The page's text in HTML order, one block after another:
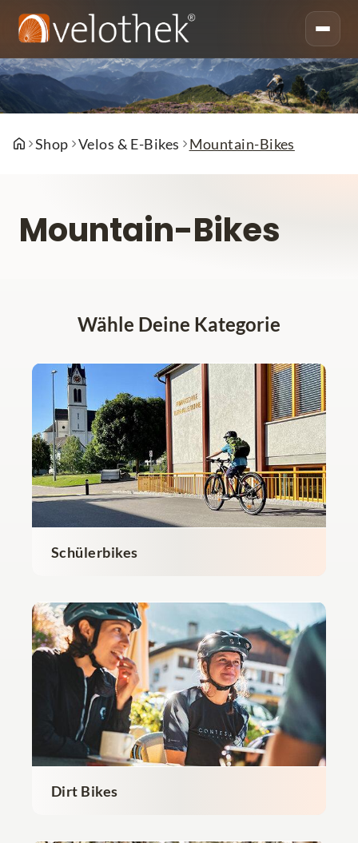
Shop Velos & E-Bikes Mountain-Bikes
Mountain-Bikes
Wähle Deine Kategorie
Schülerbikes
Dirt Bikes